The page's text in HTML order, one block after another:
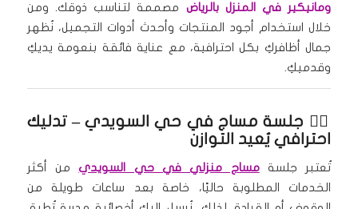
ومانيكير في المنزل بالرياض مصممة لتناسب ذوقك. ومن
خلال استخدام أجود المنتجات وأحدث أدوات التجميل، نُظهر
جمال أظافركِ بكل احترافية، مع عناية فائقة بنعومة يديكِ
وقدميكِ.
🧘‍♀️ جلسة مساج في حي السويدي– تدليك
احترافي يُعيد التوازن
تُعتبر جلسةمساج منزلي في حي السويديمن أكثر
الخدمات المطلوبة حاليًا، خاصة بعد ساعات طويلة من